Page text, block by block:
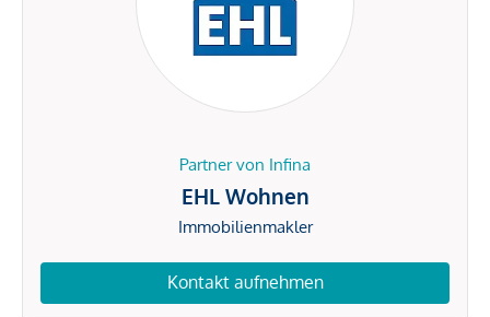
Partner von Infina
EHL Wohnen
Immobilienmakler
Kontakt aufnehmen